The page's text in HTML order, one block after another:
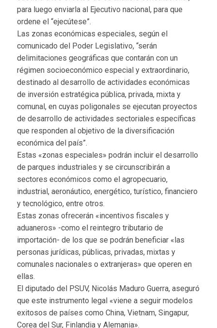
para luego enviarla al Ejecutivo nacional, para que
ordene el “ejecútese”.
Las zonas económicas especiales, según el
comunicado del Poder Legislativo, “serán
delimitaciones geográficas que contarán con un
régimen socioeconómico especial y extraordinario,
destinado al desarrollo de actividades económicas
de inversión estratégica pública, privada, mixta y
comunal, en cuyas poligonales se ejecutan proyectos
de desarrollo de actividades sectoriales específicas
que responden al objetivo de la diversificación
económica del país”.
Estas «zonas especiales» podrán incluir el desarrollo
de parques industriales y se circunscribirán a
sectores económicos como el agropecuario,
industrial, aeronáutico, energético, turístico, financiero
y tecnológico, entre otros.
Estas zonas ofrecerán «incentivos fiscales y
aduaneros» -como el reintegro tributario de
importación- de los que se podrán beneficiar «las
personas jurídicas, públicas, privadas, mixtas y
comunales nacionales o extranjeras» que operen en
ellas.
El diputado del PSUV, Nicolás Maduro Guerra, aseguró
que este instrumento legal «viene a seguir modelos
exitosos de países como China, Vietnam, Singapur,
Corea del Sur, Finlandia y Alemania».